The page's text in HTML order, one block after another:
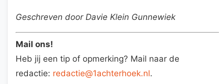
Geschreven door Davie Klein Gunnewiek
Mail ons!
Heb jij een tip of opmerking? Mail naar de
redactie: redactie@1achterhoek.nl.